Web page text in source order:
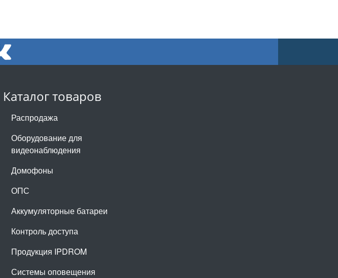
Каталог товаров
Распродажа
Оборудование для
видеонаблюдения
Домофоны
ОПС
Аккумуляторные батареи
Контроль доступа
Продукция IPDROM
Системы оповещения